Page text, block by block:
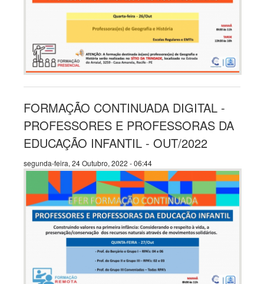
FORMAÇÃO CONTINUADA DIGITAL -
PROFESSORES E PROFESSORAS DA
EDUCAÇÃO INFANTIL - OUT/2022
segunda-feira, 24 Outubro, 2022 - 06:44